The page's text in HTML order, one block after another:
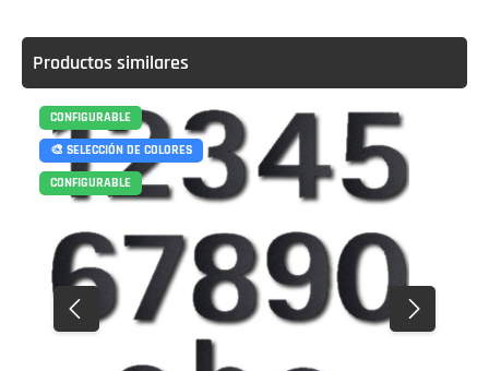
Productos similares
CONFIGURABLE
🎨 SELECCIÓN DE COLORES
CONFIGURABLE